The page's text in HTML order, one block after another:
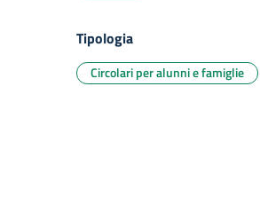
Tipologia
Circolari per alunni e famiglie